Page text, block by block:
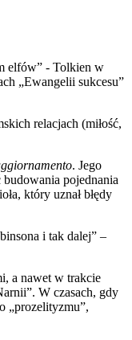
elfów” - Tolkien w
„Ewangelii sukcesu”
relacjach (miłość,
. Jego
pojednania
który uznał błędy
i tak dalej” –
a nawet w trakcie
W czasach, gdy
„prozelityzmu”,